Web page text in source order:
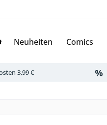
Neuheiten Comics
3,99 €